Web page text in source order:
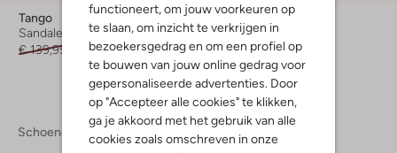
functioneert, om jouw voorkeuren op
te slaan, om inzicht te verkrijgen in
bezoekersgedrag en om een profiel op
te bouwen van jouw online gedrag voor
gepersonaliseerde advertenties. Door
op "Accepteer alle cookies" te klikken,
ga je akkoord met het gebruik van alle
cookies zoals omschreven in onze
Tango
Sandalen met hak
€ 139,95
€ 41,99
Tango
Sandalen
€ 89,95 € 26,99
Schoenen Damesschoenen